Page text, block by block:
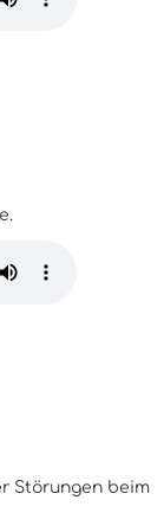
Störungen beim